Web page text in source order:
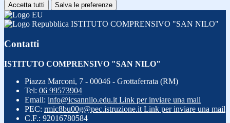
Accetta tutti Salva le preferenze
ISTITUTO COMPRENSIVO "SAN NILO"
Contatti
ISTITUTO COMPRENSIVO "SAN NILO"
Piazza Marconi, 7 - 00046 - Grottaferrata (RM)
Tel: 06 99573904
Email: info@icsannilo.edu.it Link per inviare una mail
PEC: rmic8bu00g@pec.istruzione.it Link per inviare una mail
C.F.: 92016780584